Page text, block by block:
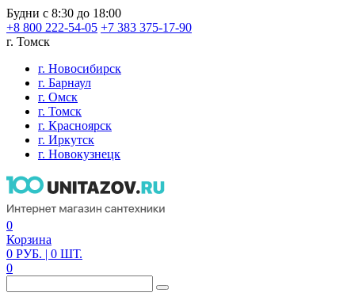
Будни с 8:30 до 18:00
+8 800 222-54-05 +7 383 375-17-90
г. Томск
г. Новосибирск
г. Барнаул
г. Омск
г. Томск
г. Красноярск
г. Иркутск
г. Новокузнецк
0
Корзина
0 РУБ. | 0 ШТ.
0